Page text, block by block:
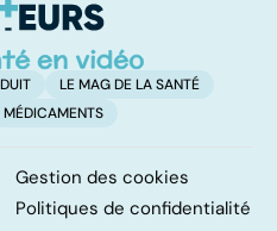
LE MAG DE LA SANTÉ
MÉDICAMENTS
Gestion des cookies
Politiques de confidentialité